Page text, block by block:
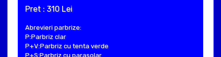
Pret : 310 Lei
Abrevieri parbrize:
P:Parbriz clar
P+V:Parbriz cu tenta verde
P+S:Parbriz cu parasolar